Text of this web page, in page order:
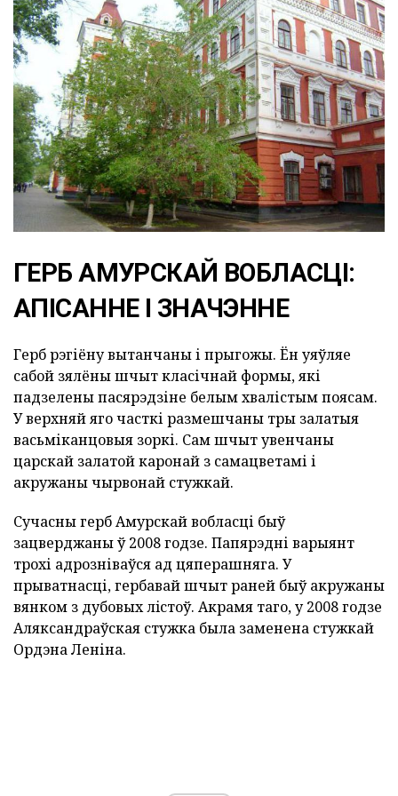
ГЕРБ АМУРСКАЙ ВОБЛАСЦІ:
АПІСАННЕ І ЗНАЧЭННЕ
Герб рэгіёну вытанчаны і прыгожы. Ён уяўляе
сабой зялёны шчыт класічнай формы, які
падзелены пасярэдзіне белым хвалістым поясам.
У верхняй яго часткі размешчаны тры залатыя
васьміканцовыя зоркі. Сам шчыт увенчаны
царскай залатой каронай з самацветамі і
акружаны чырвонай стужкай.
Сучасны герб Амурскай вобласці быў
зацверджаны ў 2008 годзе. Папярэдні варыянт
трохі адрозніваўся ад цяперашняга. У
прыватнасці, гербавай шчыт раней быў акружаны
вянком з дубовых лiстоў. Акрамя таго, у 2008 годзе
Аляксандраўская стужка была заменена стужкай
Ордэна Леніна.